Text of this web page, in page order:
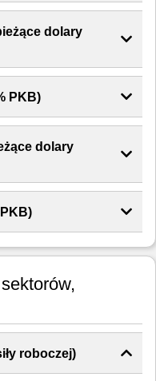
dolary
PKB)
dolary
roboczej)